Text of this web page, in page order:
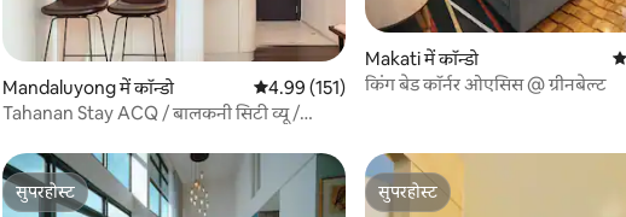
4.86, 512 समीक्षाएँ
Mandaluyong में कॉन्डो औसत रेटिंग 5 में से 4.99, 151 समीक्षाएँ
4.99 (151)
Tahanan Stay ACQ / बालकनी सिटी व्यू /
Makati में कॉन्डो
किंग बेड कॉर्नर ओएसिस @ ग्रीनबेल्ट
सुपरहोस्ट
सुपरहोस्ट
सुपरहोस्ट
सुपरहोस्ट